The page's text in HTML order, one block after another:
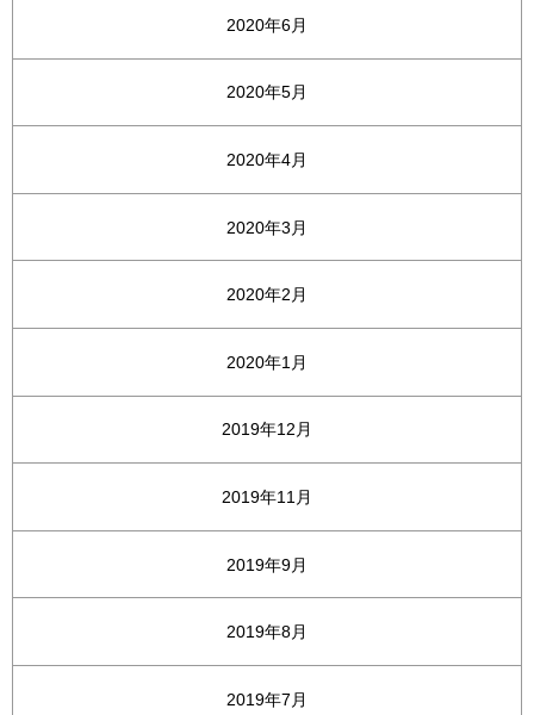
2020年6月
2020年5月
2020年4月
2020年3月
2020年2月
2020年1月
2019年12月
2019年11月
2019年9月
2019年8月
2019年7月